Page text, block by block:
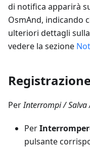
di notifica apparirà
OsmAnd, indicando
ulteriori dettagli
vedere la sezione
PerInterrompi / Salva
Per
pulsante